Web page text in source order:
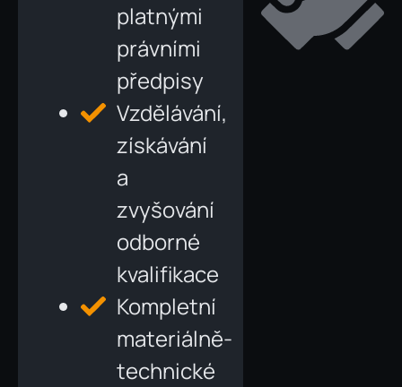
platnými
právními
předpisy
Vzdělávání,
získávání
a
zvyšování
odborné
kvalifikace
Kompletní
materiálně-
technické